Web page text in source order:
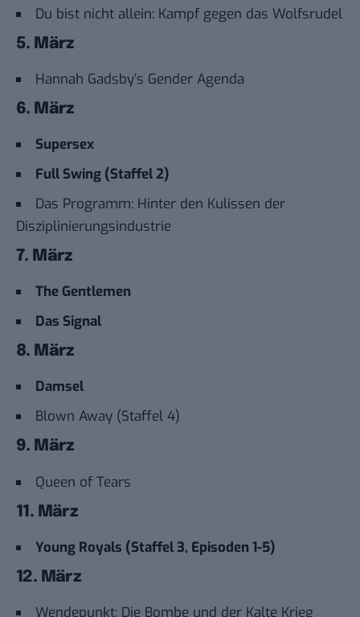
Du bist nicht allein: Kampf gegen das Wolfsrudel
5. März
Hannah Gadsby’s Gender Agenda
6. März
Supersex
Full Swing (Staffel 2)
Das Programm: Hinter den Kulissen der
Disziplinierungsindustrie
7. März
The Gentlemen
Das Signal
8. März
Damsel
Blown Away (Staffel 4)
9. März
Queen of Tears
11. März
Young Royals (Staffel 3, Episoden 1-5)
12. März
Wendepunkt: Die Bombe und der Kalte Krieg